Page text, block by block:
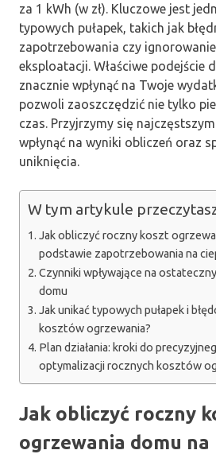
za 1 kWh (w zł). Kluczowe jest
typowych pułapek, takich jak
zapotrzebowania czy
eksploatacji. Właściwe podejście
znacznie wpłynąć na Twoje
pozwoli zaoszczędzić nie tylko
czas. Przyjrzymy się
wpłynąć na wyniki obliczeń oraz
uniknięcia.
W tym artykule
Jak obliczyć roczny koszt
podstawie zapotrzebowania na
Czynniki wpływające na
domu
Jak unikać typowych pułapek i
kosztów ogrzewania?
Plan działania: kroki do
optymalizacji rocznych kosztów
Jak obliczyć roczny
ogrzewania domu